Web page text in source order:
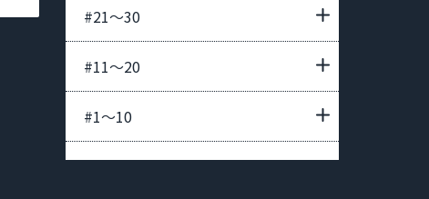
#21〜30
#11〜20
#1〜10